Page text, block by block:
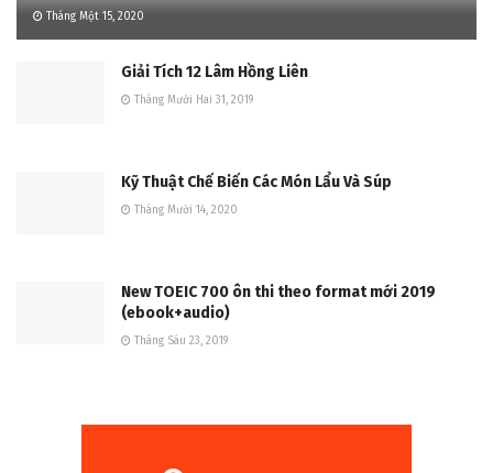
Tháng Một 15, 2020
Giải Tích 12 Lâm Hồng Liên
Tháng Mười Hai 31, 2019
Kỹ Thuật Chế Biến Các Món Lẩu Và Súp
Tháng Mười 14, 2020
New TOEIC 700 ôn thi theo format mới 2019
(ebook+audio)
Tháng Sáu 23, 2019